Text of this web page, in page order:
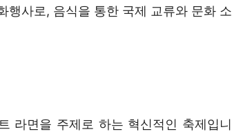
행사로, 음식을 통한 국제 교류와 문화 소
라면을 주제로 하는 혁신적인 축제입니